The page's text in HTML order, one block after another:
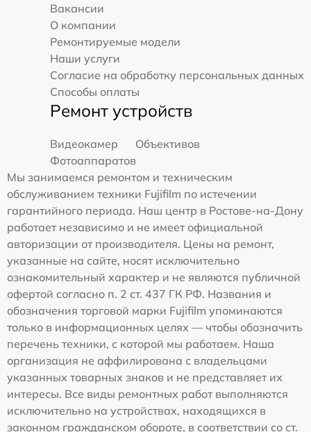
Вакансии
О компании
Ремонтируемые модели
Наши услуги
Согласие на обработку персональных данных
Способы оплаты
Ремонт устройств
Видеокамер
Объективов
Фотоаппаратов
Мы занимаемся ремонтом и техническим
обслуживанием техники Fujifilm по истечении
гарантийного периода. Наш центр в Ростове-на-Дону
работает независимо и не имеет официальной
авторизации от производителя. Цены на ремонт,
указанные на сайте, носят исключительно
ознакомительный характер и не являются публичной
офертой согласно п. 2 ст. 437 ГК РФ. Названия и
обозначения торговой марки Fujifilm упоминаются
только в информационных целях — чтобы обозначить
перечень техники, с которой мы работаем. Наша
организация не аффилирована с владельцами
указанных товарных знаков и не представляет их
интересы. Все виды ремонтных работ выполняются
исключительно на устройствах, находящихся в
законном гражданском обороте, в соответствии со ст.